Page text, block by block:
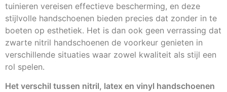
tuinieren vereisen effectieve bescherming, en deze
stijlvolle handschoenen bieden precies dat zonder in te
boeten op esthetiek. Het is dan ook geen verrassing dat
zwarte nitril handschoenen de voorkeur genieten in
verschillende situaties waar zowel kwaliteit als stijl een
rol spelen.
Het verschil tussen nitril, latex en vinyl handschoenen